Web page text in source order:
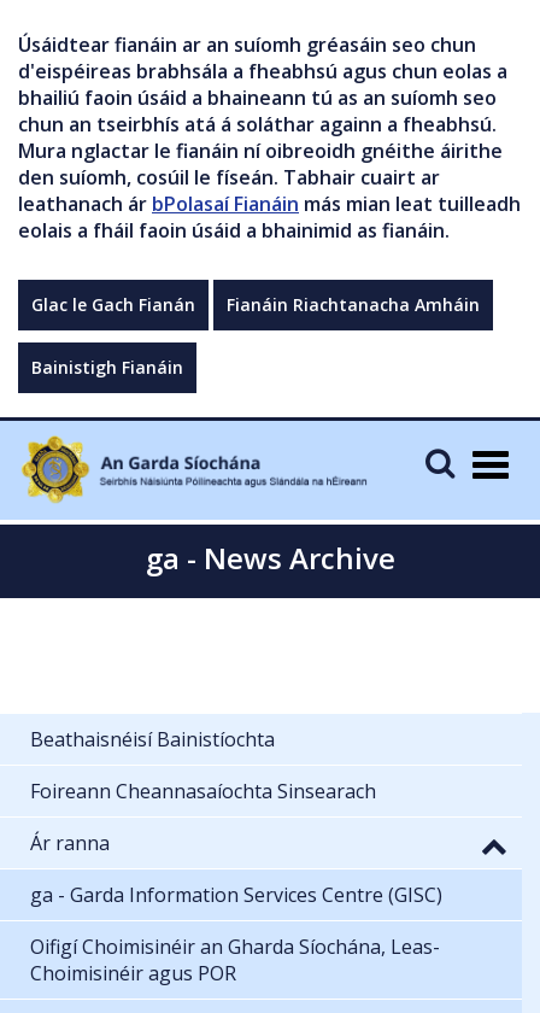
Úsáidtear fianáin ar an suíomh gréasáin seo chun
d'eispéireas brabhsála a fheabhsú agus chun eolas a
bhailiú faoin úsáid a bhaineann tú as an suíomh seo
chun an tseirbhís atá á soláthar againn a fheabhsú.
Mura nglactar le fianáin ní oibreoidh gnéithe áirithe
den suíomh, cosúil le físeán. Tabhair cuairt ar
leathanach ár bPolasaí Fianáin más mian leat tuilleadh
eolais a fháil faoin úsáid a bhainimid as fianáin.
Glac le Gach Fianán Fianáin Riachtanacha Amháin
Bainistigh Fianáin
ga - News Archive
Beathaisnéisí Bainistíochta
Foireann Cheannasaíochta Sinsearach
Ár ranna
ga - Garda Information Services Centre (GISC)
Oifigí Choimisinéir an Gharda Síochána, Leas-
Choimisinéir agus POR